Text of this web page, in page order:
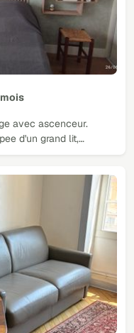
avec ascenceur.
d'un grand lit,…